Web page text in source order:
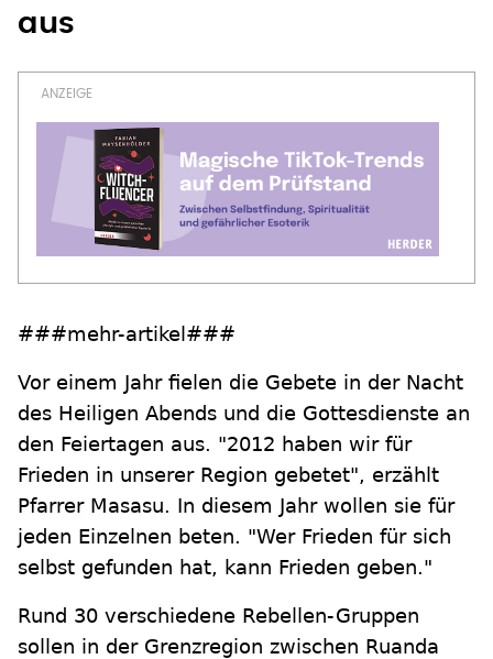
aus
###mehr-artikel###
Vor einem Jahr fielen die Gebete in der Nacht
des Heiligen Abends und die Gottesdienste an
den Feiertagen aus. "2012 haben wir für
Frieden in unserer Region gebetet", erzählt
Pfarrer Masasu. In diesem Jahr wollen sie für
jeden Einzelnen beten. "Wer Frieden für sich
selbst gefunden hat, kann Frieden geben."
Rund 30 verschiedene Rebellen-Gruppen
sollen in der Grenzregion zwischen Ruanda